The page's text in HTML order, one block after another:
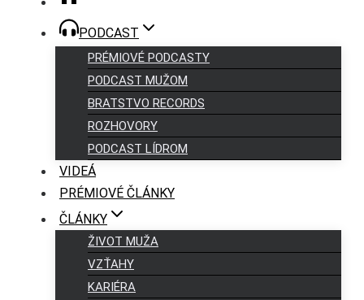
PODCAST
PRÉMIOVÉ PODCASTY
PODCAST MUŽOM
BRATSTVO RECORDS
ROZHOVORY
PODCAST LÍDROM
VIDEÁ
PRÉMIOVÉ ČLÁNKY
ČLÁNKY
ŽIVOT MUŽA
VZŤAHY
KARIÉRA